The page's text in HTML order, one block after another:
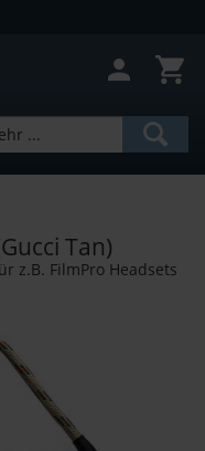
Tan)
z.B. FilmPro Headsets